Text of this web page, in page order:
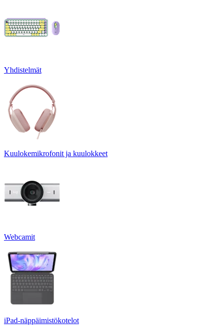
Yhdistelmät
Kuulokemikrofonit ja kuulokkeet
Webcamit
iPad-näppäimistökotelot